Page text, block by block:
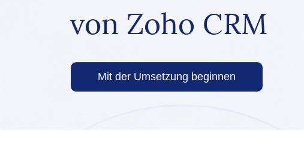
von Zoho CRM
Mit der Umsetzung beginnen